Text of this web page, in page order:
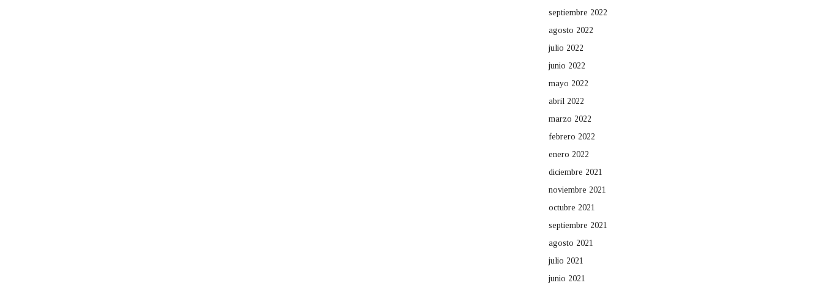
septiembre 2022
agosto 2022
julio 2022
junio 2022
mayo 2022
abril 2022
marzo 2022
febrero 2022
enero 2022
diciembre 2021
noviembre 2021
octubre 2021
septiembre 2021
agosto 2021
julio 2021
junio 2021